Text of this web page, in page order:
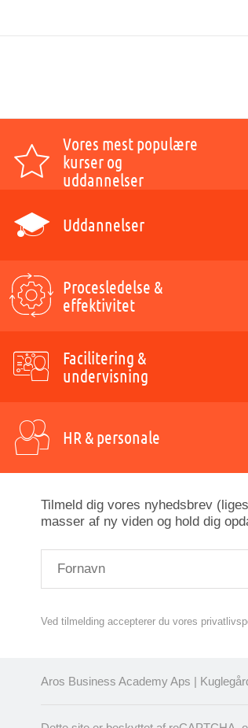
Vores mest populære
kurser og
uddannelser
Uddannelser
Procesledelse &
effektivitet
Facilitering &
undervisning
HR & personale
Tilmeld dig vores nyhedsbrev
masser af ny viden og hold dig
Ved tilmelding accepterer du vores
Aros Business Academy Aps |